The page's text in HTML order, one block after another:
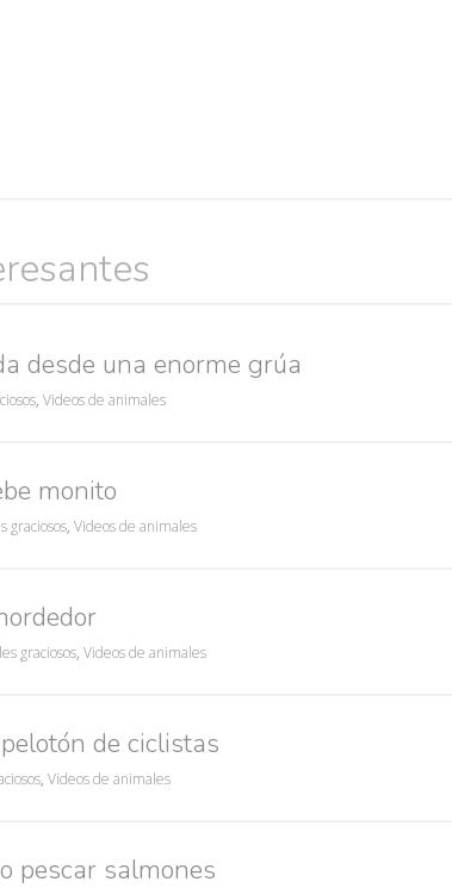
desde una enorme grúa
, Videos de animales
monito
graciosos, Videos de animales
graciosos, Videos de animales
de ciclistas
, Videos de animales
pescar salmones